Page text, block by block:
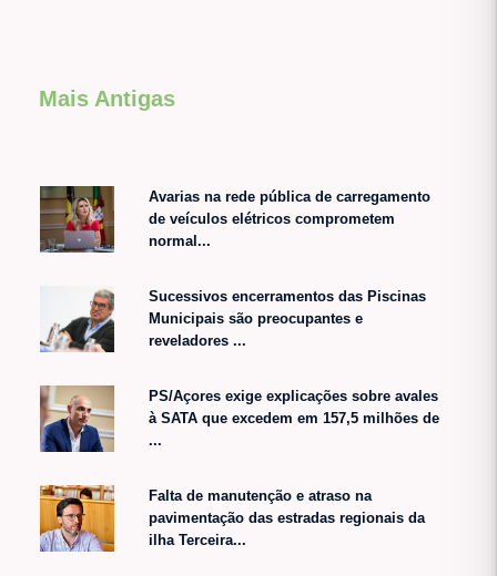
Mais Antigas
Avarias na rede pública de carregamento
de veículos elétricos comprometem
normal...
Sucessivos encerramentos das Piscinas
Municipais são preocupantes e
reveladores ...
PS/Açores exige explicações sobre avales
à SATA que excedem em 157,5 milhões de
...
Falta de manutenção e atraso na
pavimentação das estradas regionais da
ilha Terceira...